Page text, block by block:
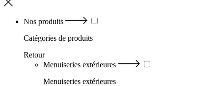
Nos produits
Catégories de produits
Retour
Menuiseries extérieures
Menuiseries extérieures